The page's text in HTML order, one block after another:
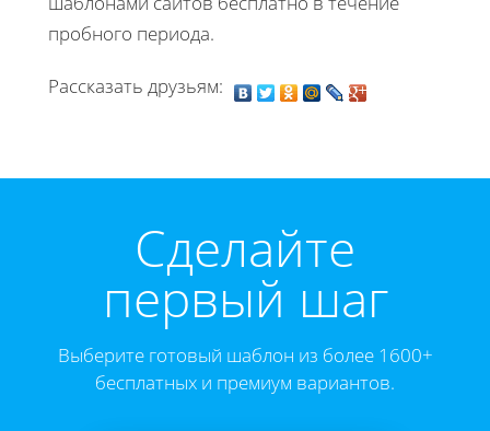
пробного периода.
Рассказать друзьям:
Cделайте
первый шаг
Выберите готовый шаблон из более 1600+
бесплатных и премиум вариантов.